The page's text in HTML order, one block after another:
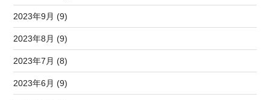
2023年9月 (9)
2023年8月 (9)
2023年7月 (8)
2023年6月 (9)